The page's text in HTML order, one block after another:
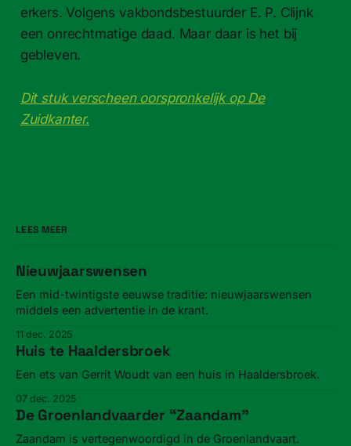
erk­ers. Vol­gens vak­bonds­bestu­ur­der E. P. Cli­jnk
een onrecht­matige daad. Maar daar is het bij
gebleven.
Dit stuk verscheen oorspronkelijk op De
Zuidkanter.
LEES MEER
Nieuwjaarswensen
Een mid-twintigste eeuwse traditie: nieuwjaarswensen
middels een advertentie in de krant.
11 dec. 2025
Huis te Haaldersbroek
Een ets van Gerrit Woudt van een huis in Haaldersbroek.
07 dec. 2025
De Groenlandvaarder “Zaandam”
Zaandam is vertegenwoordigd in de Groenlandvaart.